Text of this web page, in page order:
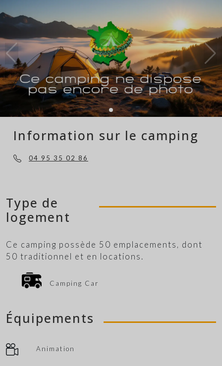
Information sur le camping
04 95 35 02 86
Type de
logement
Ce camping possède 50 emplacements, dont
50 traditionnel et en locations.
Camping Car
Équipements
Animation